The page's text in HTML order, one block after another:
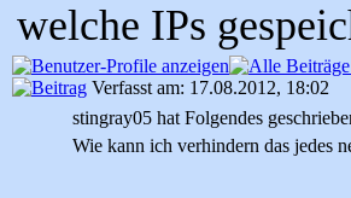
welche IPs
Verfasst am: 17.08.2012, 18:02
stingray05 hat Folgendes
Wie kann ich verhindern das jedes